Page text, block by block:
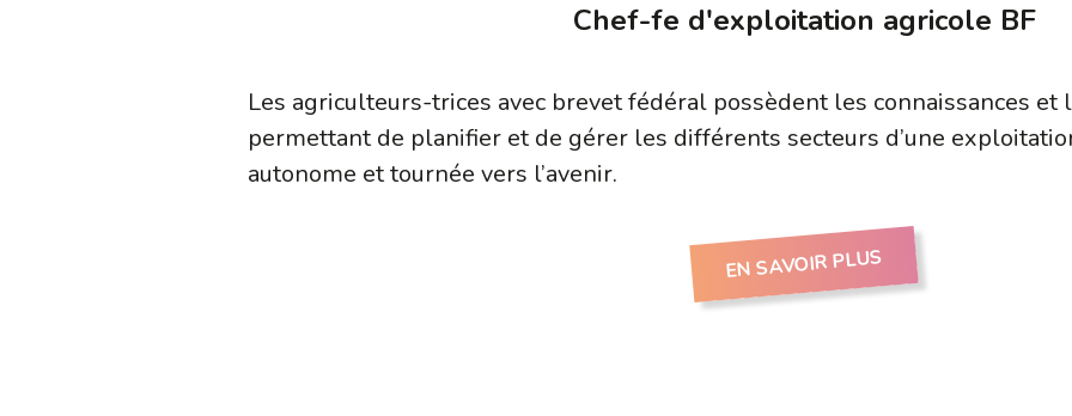
Chef-fe d'exploitation agricole BF
Les agriculteurs-trices avec brevet fédéral possèdent les connaissances et
permettant de planifier et de gérer les différents secteurs d’une
autonome et tournée vers l’avenir.
EN SAVOIR PLUS